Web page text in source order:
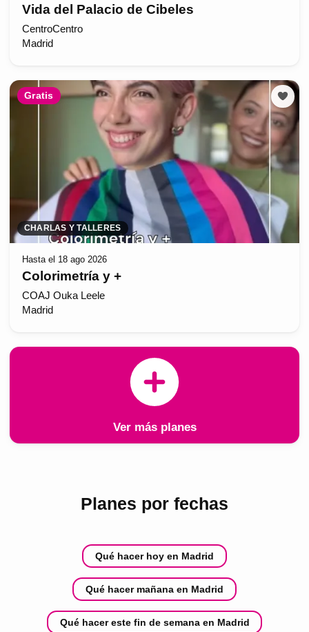
Vida del Palacio de Cibeles
CentroCentro
Madrid
Gratis
CHARLAS Y TALLERES
Hasta el 18 ago 2026
Colorimetría y +
COAJ Ouka Leele
Madrid
Ver más planes
Planes por fechas
Qué hacer hoy en Madrid
Qué hacer mañana en Madrid
Qué hacer este fin de semana en Madrid